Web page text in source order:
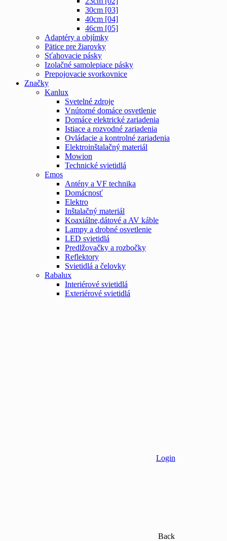
30cm [03]
40cm [04]
46cm [05]
Adaptéry a objímky
Pätice pre žiarovky
Sťahovacie pásky
Izolačné samolepiace pásky
Prepojovacie svorkovnice
Značky
Kanlux
Svetelné zdroje
Vnútorné domáce osvetlenie
Domáce elektrické zariadenia
Istiace a rozvodné zariadenia
Ovládacie a kontrolné zariadenia
Elektroinštalačný materiál
Mowion
Technické svietidlá
Emos
Antény a VF technika
Domácnosť
Elektro
Inštalačný materiál
Koaxiálne,dátové a AV káble
Lampy a drobné osvetlenie
LED svietidlá
Predlžovačky a rozbočky
Reflektory
Svietidlá a čelovky
Rabalux
Interiérové svietidlá
Exteriérové svietidlá
Login
Back